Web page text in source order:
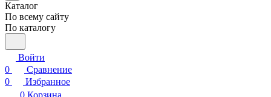
Каталог
По всему сайту
По каталогу
Войти
0
Сравнение
0
Избранное
0 Корзина